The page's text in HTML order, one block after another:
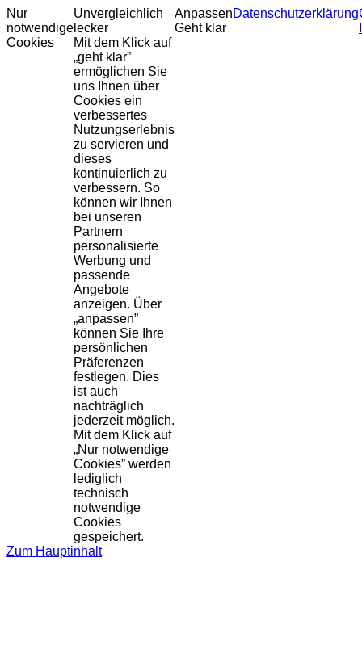
Nur
notwendige
Cookies
Unvergleichlich
lecker
Mit dem Klick auf
„geht klar”
ermöglichen Sie
uns Ihnen über
Cookies ein
verbessertes
Nutzungserlebnis
zu servieren und
dieses
kontinuierlich zu
verbessern. So
können wir Ihnen
bei unseren
Partnern
personalisierte
Werbung und
passende
Angebote
anzeigen. Über
„anpassen”
können Sie Ihre
persönlichen
Präferenzen
festlegen. Dies
ist auch
nachträglich
jederzeit möglich.
Mit dem Klick auf
„Nur notwendige
Cookies” werden
lediglich
technisch
notwendige
Cookies
gespeichert.
Anpassen
Geht klar
Datenschutzerklärung
Zum Hauptinhalt